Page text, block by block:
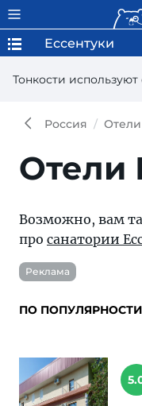
Тонкости
Ессентуки
Россия
Отели
Возможно, вам
про санатории
Реклама